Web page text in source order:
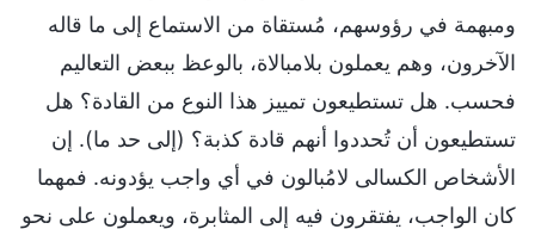
ومبهمة في رؤوسهم، مُستقاة من الاستماع إلى ما قاله
الآخرون، وهم يعملون بلامبالاة، بالوعظ ببعض التعاليم
فحسب. هل تستطيعون تمييز هذا النوع من القادة؟ هل
تستطيعون أن تُحددوا أنهم قادة كذبة؟ (إلى حد ما). إن
الأشخاص الكسالى لامُبالون في أي واجب يؤدونه. فمهما
كان الواجب، يفتقرون فيه إلى المثابرة، ويعملون على نحو